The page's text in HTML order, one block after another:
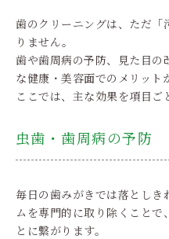
歯のクリーニングは、ただ「
りません。
歯や歯周病の予防、見た目の
な健康・美容面でのメリット
ここでは、主な効果を項目ご
虫歯・歯周病の予防
毎日の歯みがきでは落としき
ムを専門的に取り除くことで、
とに繋がります。